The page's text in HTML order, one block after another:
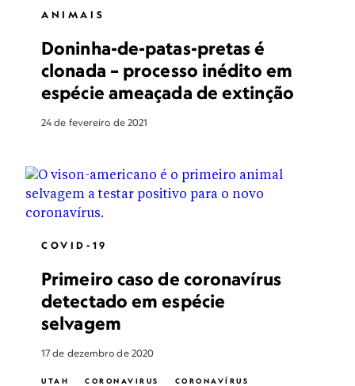
ANIMAIS
Doninha-de-patas-pretas é
clonada – processo inédito em
espécie ameaçada de extinção
24 de fevereiro de 2021
COVID-19
Primeiro caso de coronavírus
detectado em espécie
selvagem
17 de dezembro de 2020
UTAH CORONAVIRUS CORONAVÍRUS